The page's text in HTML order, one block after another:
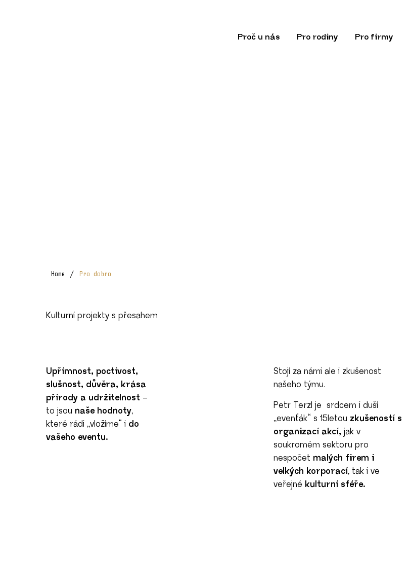
Proč u nás Pro rodiny Pro firmy
Home / Pro dobro
Kulturní projekty s přesahem
Upřímnost, poctivost,
slušnost, důvěra, krása
přírody a udržitelnost –
to jsou naše hodnoty,
které rádi „vložíme“ i do
vašeho eventu.
Stojí za námi ale i zkušenost
našeho týmu.
Petr Terzl je srdcem i duší
„evenťák“ s 15letou zkušeností s
organizací akcí, jak v
soukromém sektoru pro
nespočet malých firem i
velkých korporací, tak i ve
veřejné kulturní sféře.